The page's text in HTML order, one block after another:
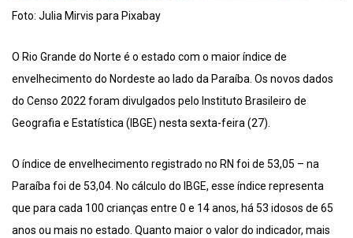
Foto: Julia Mirvis para Pixabay
O Rio Grande do Norte é o estado com o maior índice de
envelhecimento do Nordeste ao lado da Paraíba. Os novos dados
do Censo 2022 foram divulgados pelo Instituto Brasileiro de
Geografia e Estatística (IBGE) nesta sexta-feira (27).
O índice de envelhecimento registrado no RN foi de 53,05 – na
Paraíba foi de 53,04. No cálculo do IBGE, esse índice representa
que para cada 100 crianças entre 0 e 14 anos, há 53 idosos de 65
anos ou mais no estado. Quanto maior o valor do indicador, mais